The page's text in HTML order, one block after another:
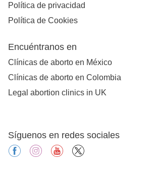
Política de privacidad
Política de Cookies
Encuéntranos en
Clínicas de aborto en México
Clínicas de aborto en Colombia
Legal abortion clinics in UK
Síguenos en redes sociales
facebookinstagramyoutube